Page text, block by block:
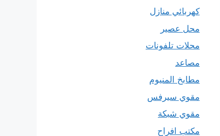
كهربائي منازل
محل عصير
محلات تلفونات
مصاعد
مطابخ المنيوم
مقوي سيرفس
مقوي شبكة
مكتب افراح